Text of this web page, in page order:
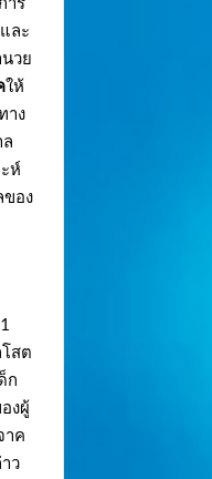
ละ
วย
ให้
าง
ห์
ของ
สต
ก
งผู้
าค
ว